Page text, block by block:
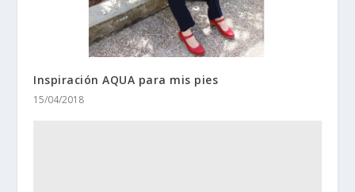
Inspiración AQUA para mis pies
15/04/2018